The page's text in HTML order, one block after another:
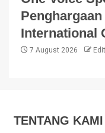
International
7 August 2026
TENTANG KAMI